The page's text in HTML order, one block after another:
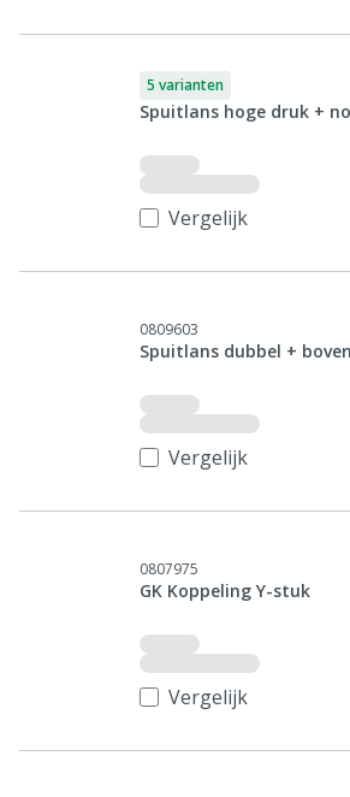
5 varianten
Spuitlans hoge druk +
Vergelijk
0809603
Spuitlans dubbel +
Vergelijk
0807975
GK Koppeling Y-stuk
Vergelijk